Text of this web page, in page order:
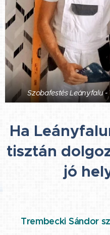
Szobafestés Leányfalu
Ha
tisztán
jó
⭐ Trembecki Sándor